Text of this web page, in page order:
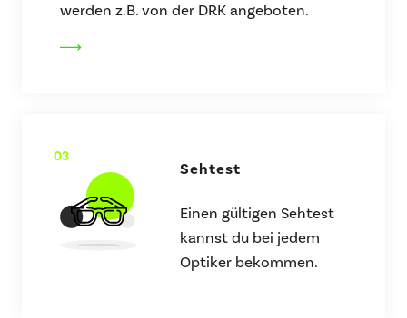
werden z.B. von der DRK angeboten.
Sehtest
Einen gültigen Sehtest
kannst du bei jedem
Optiker bekommen.
03